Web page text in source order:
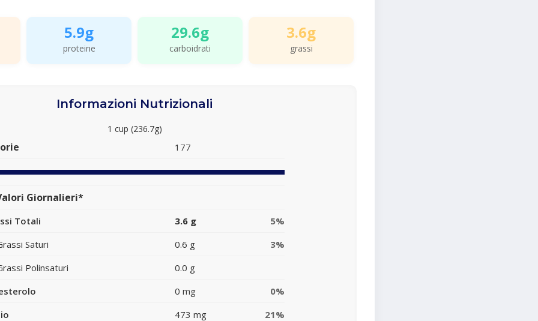
5.9g
proteine
29.6g
carboidrati
3.6g
grassi
Informazioni Nutrizionali
1 cup (236.7g)
177
Giornalieri*
Totali 3.6 g
5%
Saturi
0.6 g
3%
Polinsaturi
0.0 g
0 mg
0%
473 mg
21%